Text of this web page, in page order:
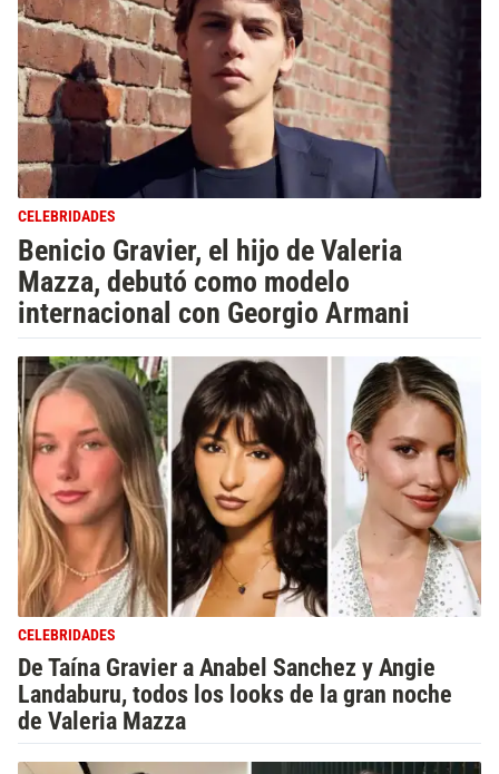
CELEBRIDADES
Benicio Gravier, el hijo de Valeria
Mazza, debutó como modelo
internacional con Georgio Armani
CELEBRIDADES
De Taína Gravier a Anabel Sanchez y Angie
Landaburu, todos los looks de la gran noche
de Valeria Mazza